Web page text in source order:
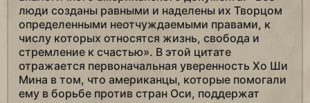
люди созданы равными и наделены их Творцом
определенными неотчуждаемыми правами, к
числу которых относятся жизнь, свобода и
стремление к счастью». В этой цитате
отражается первоначальная уверенность Хо Ши
Мина в том, что американцы, которые помогали
ему в борьбе против стран Оси, поддержат